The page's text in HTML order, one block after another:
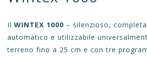
Il WINTEX 1000 – silenzioso,
automatico e utilizzabile
terreno fino a 25 cm e con tre